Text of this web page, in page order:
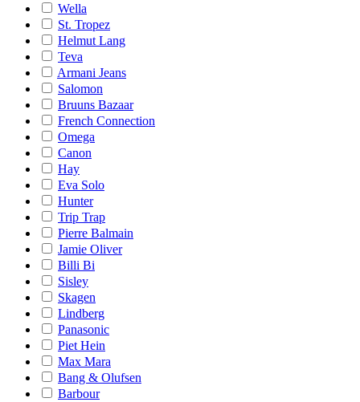
Wella
St. Tropez
Helmut Lang
Teva
Armani Jeans
Salomon
Bruuns Bazaar
French Connection
Omega
Canon
Hay
Eva Solo
Hunter
Trip Trap
Pierre Balmain
Jamie Oliver
Billi Bi
Sisley
Skagen
Lindberg
Panasonic
Piet Hein
Max Mara
Bang & Olufsen
Barbour